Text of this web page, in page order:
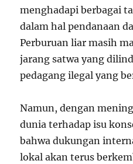
menghadapi berbagai
dalam hal pendanaan
Perburuan liar masih
jarang satwa yang
pedagang ilegal yang
Namun, dengan
dunia terhadap isu
bahwa dukungan
lokal akan terus